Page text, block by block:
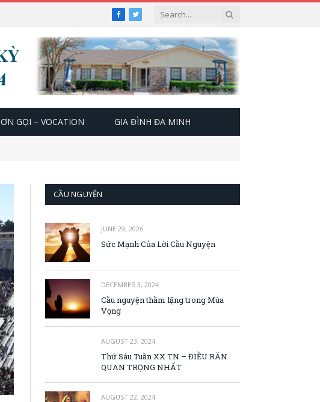
Facebook
Twitter
ƠN GỌI – VOCATION GIA ĐÌNH ĐA MINH
CẦU NGUYỆN
JUNE 29, 2026
Sức Mạnh Của Lời Cầu Nguyện
DECEMBER 3, 2024
Cầu nguyện thầm lặng trong Mùa
Vọng
AUGUST 23, 2024
Thứ Sáu Tuần XX TN – ĐIỀU RĂN
QUAN TRỌNG NHẤT
AUGUST 22, 2024